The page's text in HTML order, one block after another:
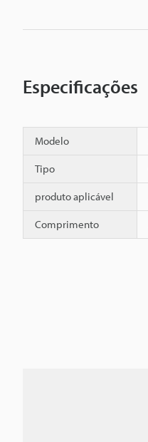
Especificações
Modelo
Tipo
produto aplicável
Comprimento